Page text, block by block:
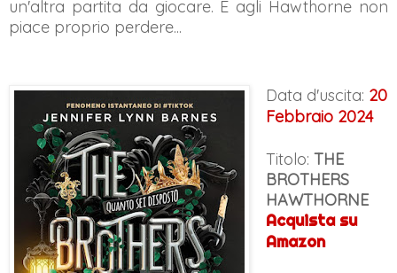
un'altra partita da giocare. E agli Hawthorne non
piace proprio perdere...
Data d'uscita: 20
Febbraio 2024
Titolo: THE
BROTHERS
HAWTHORNE
Acquista su
Amazon